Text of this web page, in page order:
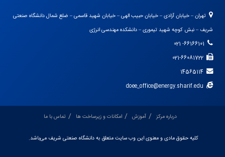
تهران – خیابان آزادی – خیابان حبیب الهی – خیابان شهید قاسمی – ضلع شمال دانشگاه صنعتی
شریف – نبش کوچه شهید تیموری – دانشکده مهندسی انرژی
درباره مرکز آموزش امکانات و زیرساخت ها تماس با ما
کلیه حقوق مادی و معنوی این وب سایت متعلق به دانشگاه صنعتی شریف می‌باشد.